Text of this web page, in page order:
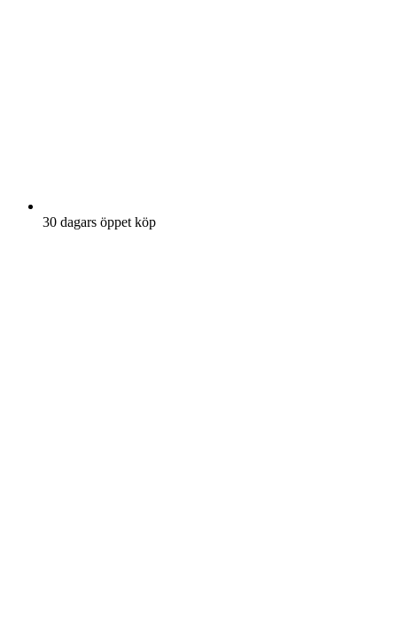
30 dagars öppet köp